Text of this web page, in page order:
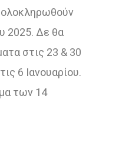
ολοκληρωθούν
2025. Δε θα
στις 23 & 30
6 Ιανουαρίου.
των 14